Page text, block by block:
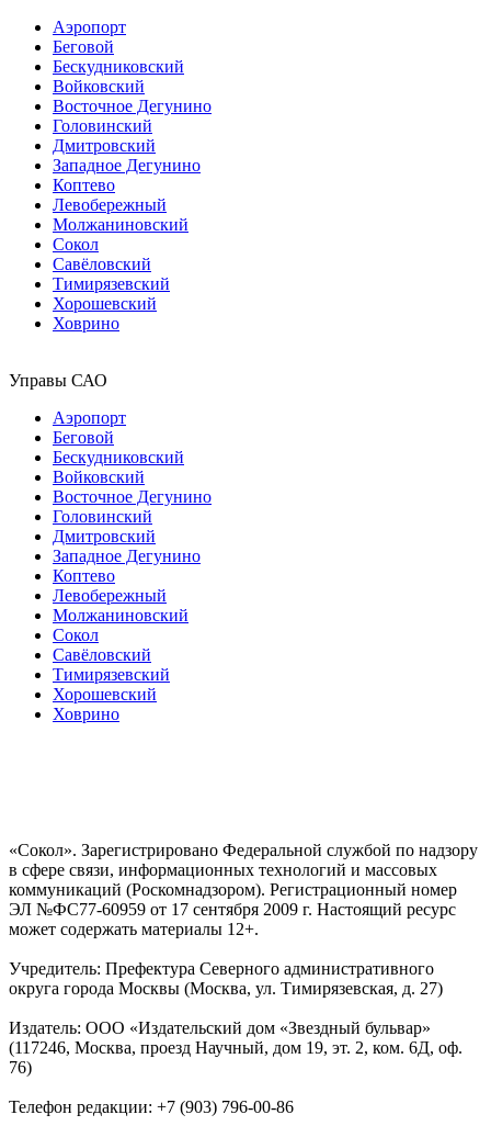
Аэропорт
Беговой
Бескудниковский
Войковский
Восточное Дегунино
Головинский
Дмитровский
Западное Дегунино
Коптево
Левобережный
Молжаниновский
Сокол
Савёловский
Тимирязевский
Хорошевский
Ховрино
Управы САО
Аэропорт
Беговой
Бескудниковский
Войковский
Восточное Дегунино
Головинский
Дмитровский
Западное Дегунино
Коптево
Левобережный
Молжаниновский
Сокол
Савёловский
Тимирязевский
Хорошевский
Ховрино
«Сокол». Зарегистрировано Федеральной службой по надзору
в сфере связи, информационных технологий и массовых
коммуникаций (Роскомнадзором). Регистрационный номер
ЭЛ №ФС77-60959 от 17 сентября 2009 г. Настоящий ресурс
может содержать материалы 12+.
Учредитель: Префектура Северного административного
округа города Москвы (Москва, ул. Тимирязевская, д. 27)
Издатель: ООО «Издательский дом «Звездный бульвар»
(117246, Москва, проезд Научный, дом 19, эт. 2, ком. 6Д, оф.
76)
Телефон редакции: +7 (903) 796-00-86